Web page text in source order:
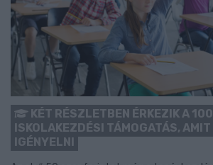
KÉT RÉSZLETBEN ÉRKEZIK A
ISKOLAKEZDÉSI TÁMOGATÁS,
IGÉNYELNI